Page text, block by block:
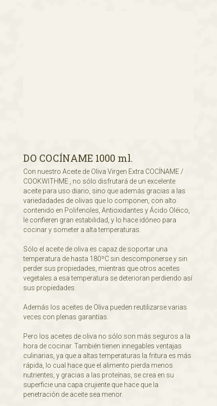
DO COCÍNAME 1000 ml.
Con nuestro Aceite de Oliva Virgen Extra COCÍNAME /
COOKWITHME , no sólo disfrutará de un excelente
aceite para uso diario, sino que además gracias a las
variedadades de olivas que lo componen, con alto
contenido en Polifenoles, Antioxidantes y Ácido Oléico,
le confieren gran estabilidad, y lo hace idóneo para
cocinar y someter a alta temperaturas.
Sólo el aceite de oliva es capaz de soportar una
temperatura de hasta 180ºC sin descomponerse y sin
perder sus propiedades, mientras que otros aceites
vegetales a esa temperatura se deterioran perdiendo así
sus propiedades.
Además los aceites de Oliva pueden reutilizarse varias
veces con plenas garantías.
Pero los aceites de oliva no sólo son más seguros a la
hora de cocinar. También tienen innegables ventajas
culinarias, ya que a altas temperaturas la fritura es más
rápida, lo cual hace que el alimento pierda menos
nutrientes, y gracias a las proteínas, se crea en su
superficie una capa crujiente que hace que la
penetración de aceite sea menor.